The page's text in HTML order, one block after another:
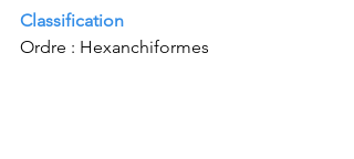
Classification
Ordre : Hexanchiformes